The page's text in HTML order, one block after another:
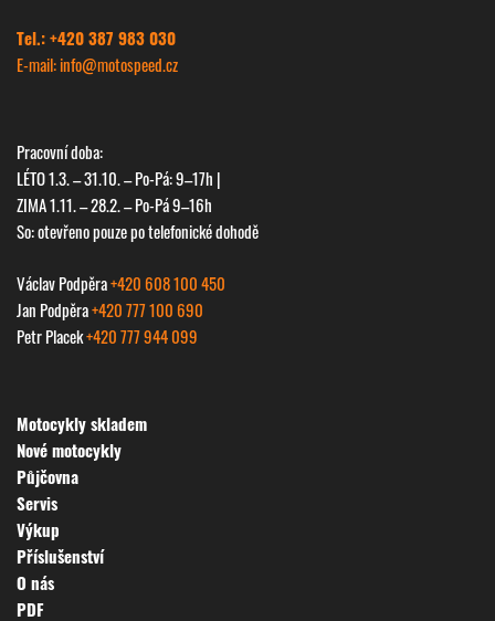
Tel.: +420 387 983 030
E-mail: info@motospeed.cz
Pracovní doba:
LÉTO 1.3. – 31.10. – Po-Pá: 9–17h |
ZIMA 1.11. – 28.2. – Po-Pá 9–16h
So: otevřeno pouze po telefonické dohodě
Václav Podpěra+420 608 100 450
Jan Podpěra+420 777 100 690
Petr Placek+420 777 944 099
Motocykly skladem
Nové motocykly
Půjčovna
Servis
Výkup
Příslušenství
O nás
PDF